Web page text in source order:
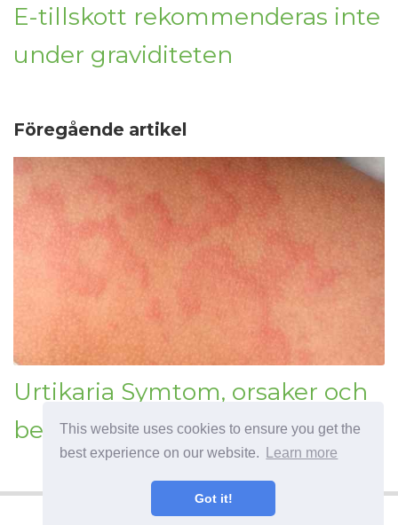
This website uses cookies to ensure you get the
best experience on our website.
Learn more
Got it!
E-tillskott rekommenderas inte
under graviditeten
Föregående artikel
Urtikaria Symtom, orsaker och
behandling